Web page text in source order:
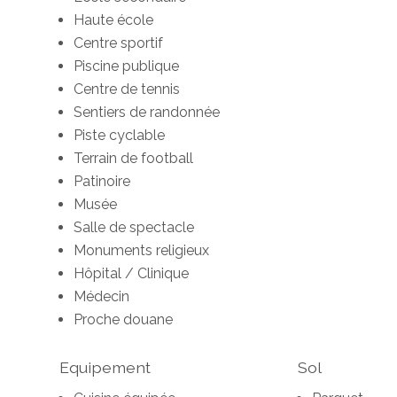
Haute école
Centre sportif
Piscine publique
Centre de tennis
Sentiers de randonnée
Piste cyclable
Terrain de football
Patinoire
Musée
Salle de spectacle
Monuments religieux
Hôpital / Clinique
Médecin
Proche douane
Equipement Sol